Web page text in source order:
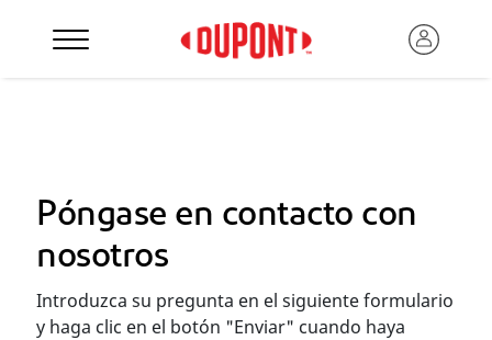
Póngase en contacto con
nosotros
Introduzca su pregunta en el siguiente formulario
y haga clic en el botón "Enviar" cuando haya